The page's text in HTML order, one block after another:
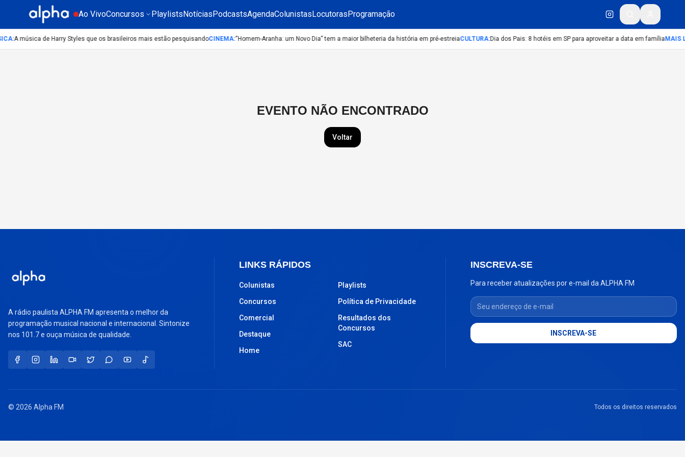
Ao VivoConcursos PlaylistsNotíciasPodcastsAgendaColunistasLocutorasProgramação
:A música de Harry Styles que os brasileiros mais estão pesquisandoCINEMA:“Homem-Aranha: um Novo Dia” tem a maior bilheteria da história em pré-estreiaCULTURA:Dia dos Pais: 8 hotéis em SP para aproveitar a data em famíliaMAIS
EVENTO NÃO ENCONTRADO
Voltar
A rádio paulista ALPHA FM apresenta o melhor da
programação musical nacional e internacional. Sintonize
nos 101.7 e ouça música de qualidade.
LINKS RÁPIDOS
Colunistas
Concursos
Comercial
Destaque
Home
Playlists
Política de Privacidade
Resultados dos
Concursos
SAC
INSCREVA-SE
Para receber atualizações por e-mail da ALPHA FM
Seu endereço de e-mail
INSCREVA-SE
© 2026 Alpha FM Todos os direitos reservados